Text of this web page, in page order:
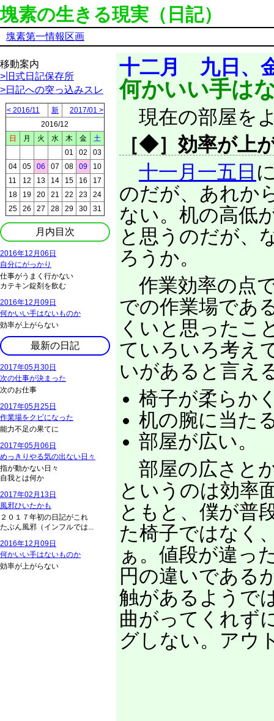
塊素の生きる現実（日記）
塊素第一情報区画
移動案内
>旧式日記保存所
>日記への突っ込みスレ
< 2016/11 新
2017/01 >
2016/12
日
月 火 水 木 金
土
01
02
03
04
05 06 07 08 09
10
11
12 13 14 15 16
17
18
19 20 21 22 23
24
25
26 27 28 29 30 31
月内目次
2016年12月06日
自分にがっかり
仕事がうまく行かない
カテキン錠剤を飲む
2016年12月09日
何かいい手はないものか
効率が上がらない
最新の日記
2017年05月30日
次の仕事が決まった
次のお仕事
2017年05月25日
作業場をクビになった
能力不足の果てに
2017年05月06日
めっきりやる気の出ない日々
指が動かない日々
自我とは何か
2017年02月13日
風邪ひいたかも
２０１７年初の日記がこれ
たぶん風邪（インフルでは...
2016年12月09日
何かいい手はないものか
効率が上がらない
十二月 九日、
何かいい手は
現在の部屋を
［◆］効率が上
十一月一五日
のだが、あれか
ない。机の高低
と思うのだが、
ろうか。
作業効率の点
での作業場であ
くいと思ったこ
ていろいろ考え
いがあると言え
椅子が柔らか
机の腕に当た
部屋が広い。
部屋の広さと
というのは効率
ともと、僕が普
た椅子ではなく
ぁ。値段が違っ
円の違いである
触があるようで
曲がってくれず
グしない。アウ